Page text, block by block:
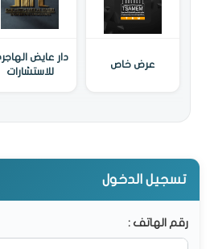
عرض خاص
دار عايض
للاستشارات
تسجيل الدخول
رقم الهاتف :